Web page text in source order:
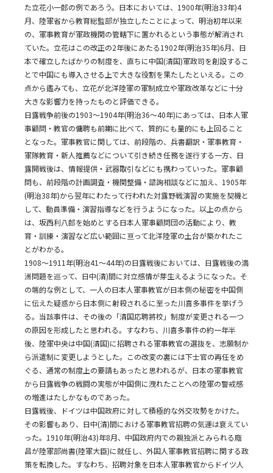
た立花小一郎の例であろう。日本においては、1900年(明治33年)4
月、陸軍省から教育総監部が独立したことによって、明治初年以来
の、軍事教育が軍政機関の管轄下に置かれるという事態が解消され
ていた。立花はこの改正の2年後にあたる1902年(明治35年)6月、日
本で確立したばかりの制度を、直ちに中国(清国)軍政司を創設するこ
とで中国にも導入させる上で大きな役割を果たしたといえる。この
点から鑑みても、立花が北洋陸軍の軍制成立や軍政改革などに十分
大きな影響力を持ったものと評価できる。
日露戦争前後の1903～1904年(明治36～40年)にあっては、日本人軍
事顧問・教官の傭聘も前期に比べて、質的にも量的にも上回ること
となった。軍事教官に関しては、前段階の、兵書翻訳・軍事教育・
軍隊教育・新人推薦などについて引き続き任務を遂行する一方、日
露開戦後は、情報提供・武器取引などにも携わっていった。軍事顧
問も、前段階の計画調査・機関整備・諮詢相談などに加え、1905年
(明治38年)から翌年にわたって行われた対露野戦演習の実施を契機と
して、動員準備・演習指導などを行うようになった。以上の点から
は、坂西利八郎を始めとする日本人軍事顧問団の活動により、教
育・訓練・演習など広い範囲に亘って北洋陸軍の土台が築かれたこ
とがわかる。
1908～1911年(明治41～44年)の日露戦後においては、日露戦後の満
洲問題を巡って、日中(清)間に対立感情が芽生えるようになった。そ
の端的な例として、一人の日本人軍事教官が日本側の秘密を中国側
に伝えた疑惑から日本側に射殺されるに至った川喜多事件を挙げう
る。当該事件は、その後の「清国応聘將校」制度が変更される一つ
の原因を形成したと思われる。すなわち、川喜多事件の約一年半
後、陸軍中央は中国(清国)に招聘される軍事教官の選抜を、志願制か
ら派遣制に変更しようとした。この改変の裏には下士官の再任をめ
ぐる、通常の制度上の要請もあったと思われるが、日本の軍事教官
から日露戦争の戦闘の実態が中国側に洩れたことへの陸軍の警戒感
の増進はたしかなものであった。
日露戦後、ドイツは中国政府に対して積極的な外交攻勢をかけた。
その影響もあり、日中(清)間における軍事教官招聘の気運は衰えてい
った。1910年(明治43)年8月、中国政府内での親独派とみられる廕
昌が陸軍部尚書(陸軍大臣)に就任し、外国人軍事教官招聘に関する政
策を転換した。すなわち、招聘対象を日本人軍事教官からドイツ人